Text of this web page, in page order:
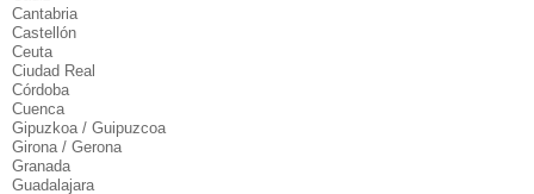
Cantabria
Castellón
Ceuta
Ciudad Real
Córdoba
Cuenca
Gipuzkoa / Guipuzcoa
Girona / Gerona
Granada
Guadalajara